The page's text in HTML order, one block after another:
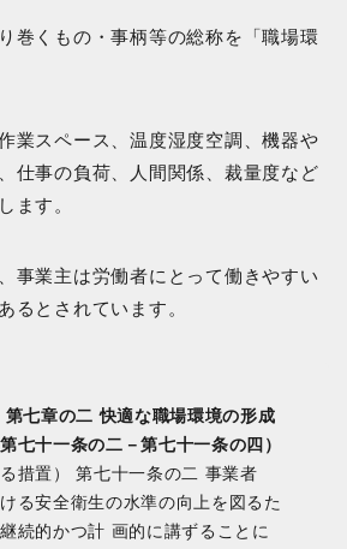
巻くもの・事柄等の総称を「職場環
業スペース、温度湿度空調、機器や
仕事の負荷、人間関係、裁量度など
ます。
事業主は労働者にとって働きやすい
るとされています。
七章の二 快適な職場環境の形成
七十一条の二－第七十一条の四）
る措置） 第七十一条の二 事業者
る安全衛生の水準の向上を図るた
続的かつ計 画的に講ずることに